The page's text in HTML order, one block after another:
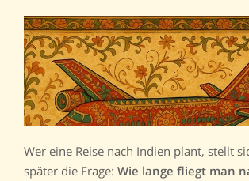
Wer eine Reise nach Indien plant, stellt
später die Frage: Wie lange fliegt man